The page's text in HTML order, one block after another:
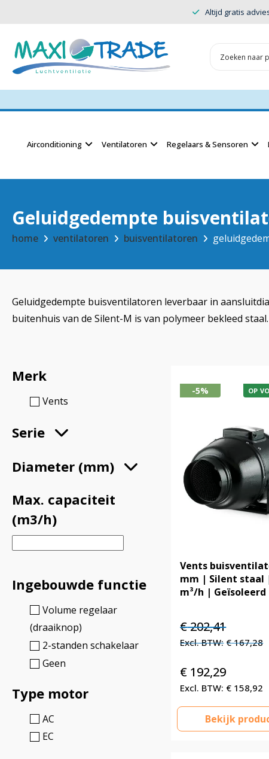
Altijd gratis
Airconditioning Ventilatoren Regelaars & Sensoren
Geluidgedempte
home ventilatoren buisventilatoren
Geluidgedempte buisventilatoren leverbaar in
buitenhuis van de Silent-M is van polymeer bekleed
Merk
Vents
Serie
Diameter (mm)
Max. capaciteit
(m3/h)
Ingebouwde functie
Volume regelaar
(draaiknop)
2-standen schakelaar
Geen
Type motor
AC
EC
-5% OP
Vents
mm | Silent staal
m³/h | Geïsoleerd
Oorspronkelijke
prijs
€ 202,41.
€202,41Huidige
prijs
€ 202,41.
€167,28
€ 192,29
€ 158,92
Bekijk